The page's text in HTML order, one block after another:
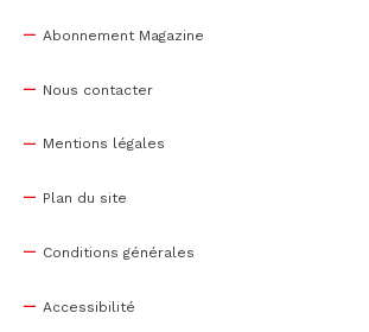
Abonnement Magazine
Nous contacter
Mentions légales
Plan du site
Conditions générales
Accessibilité